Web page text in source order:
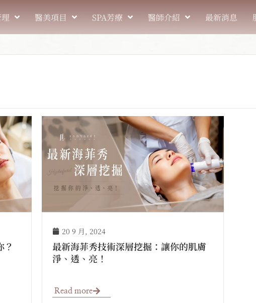
醫美項目 SPA芳療 醫師介紹 最新消息
20 9 月, 2024
最新海菲秀技術深層挖掘：讓你的肌膚
淨、透、亮！
Read more